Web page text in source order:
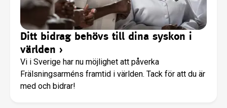
Ditt bidrag behövs till dina syskon i
världen ›
Vi i Sverige har nu möjlighet att påverka
Frälsningsarméns framtid i världen. Tack för att du är
med och bidrar!